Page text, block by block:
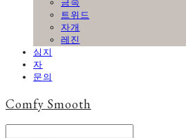
금속
트위드
자개
레진
심지
자
문의
Comfy Smooth